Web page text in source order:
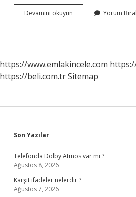
Devamını okuyun
Evinde
Yorum
https://www.emlakincele.com
https://beli.com.trSitemap
Sidebar
Son Yazılar
Telefonda Dolby Atmos var mı ?
Ağustos 8, 2026
Karşıt ifadeler nelerdir ?
Ağustos 7, 2026